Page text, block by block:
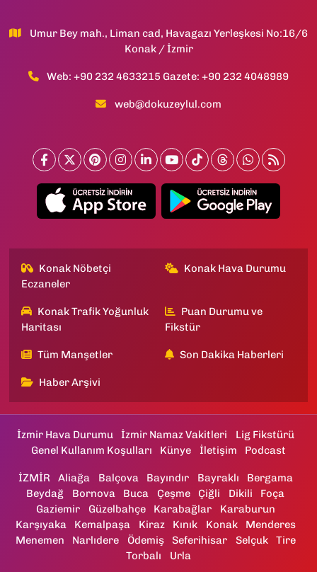
Umur Bey mah., Liman cad, Havagazı Yerleşkesi No:16/6
Konak / İzmir
Web: +90 232 4633215 Gazete: +90 232 4048989
web@dokuzeylul.com
Konak Nöbetçi
Eczaneler
Konak Hava Durumu
Konak Trafik Yoğunluk
Haritası
Puan Durumu ve
Fikstür
Tüm Manşetler Son Dakika Haberleri
Haber Arşivi
İzmir Hava Durumu İzmir Namaz Vakitleri
Lig Fikstürü
Genel Kullanım Koşulları
Künye İletişim Podcast
İZMİR Aliağa Balçova Bayındır Bayraklı
Bergama
Beydağ
Bornova Buca Çeşme Çiğli Dikili
Foça
Gaziemir
Güzelbahçe Karabağlar
Karaburun
Karşıyaka
Kemalpaşa Kiraz Kınık Konak
Menderes
Menemen
Narlıdere Ödemiş Seferihisar Selçuk
Tire
Torbalı
Urla